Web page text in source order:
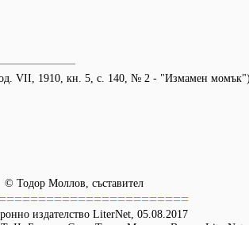
VІІ, 1910, кн. 5, с. 140, № 2 - "Измамен
© Тодор Моллов, съставител
издателство LiterNet, 05.08.2017